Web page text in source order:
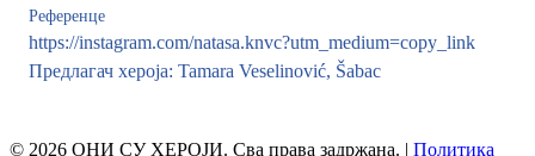
Референце
https://instagram.com/natasa.knvc?utm_medium=copy_link
Предлагач хероја: Tamara Veselinović, Šabac
© 2026 ОНИ СУ ХЕРОЈИ. Сва права задржана. | Политика